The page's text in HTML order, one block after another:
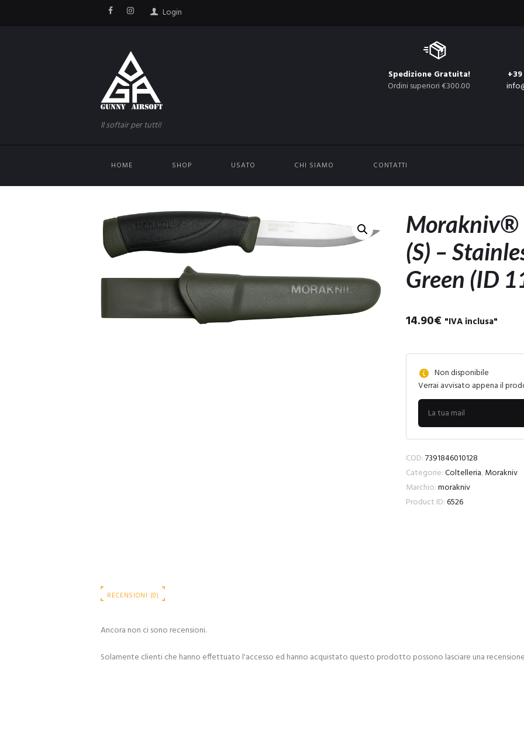
Login
Il softair per tutti!
Spedizione Gratuita!
Ordini superiori €300.00
HOME SHOP USATO CHI SIAMO CONTATTI
Morakniv®
(S) –
Green (ID
14.90€ "IVA inclusa"
Non disponibile
Verrai avvisato appena il
COD:7391846010128
Categorie:Coltelleria,Morakniv
Marchio:morakniv
Product ID:6526
RECENSIONI (0)
Ancora non ci sono recensioni.
Solamente clienti che hanno effettuato l'accesso ed hanno acquistato questo prodotto possono lasciare una